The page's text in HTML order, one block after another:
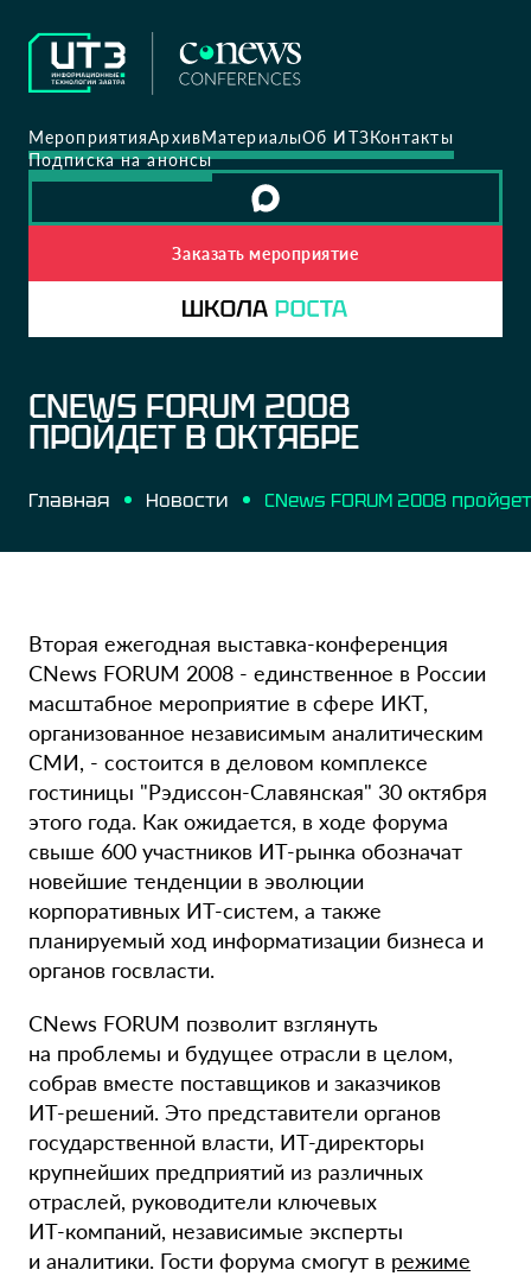
МероприятияАрхивМатериалыОб ИТЗКонтакты
Подписка на анонсы
Заказать мероприятие
CNEWS FORUM 2008
ПРОЙДЕТ В ОКТЯБРЕ
Главная Новости CNews FORUM 2008
Вторая ежегодная выставка-конференция
CNews FORUM 2008 - единственное в России
масштабное мероприятие в сфере ИКТ,
организованное независимым аналитическим
СМИ, - состоится в деловом комплексе
гостиницы "Рэдиссон-Славянская" 30 октября
этого года. Как ожидается, в ходе форума
свыше 600 участников ИТ-рынка обозначат
новейшие тенденции в эволюции
корпоративных ИТ-систем, а также
планируемый ход информатизации бизнеса и
органов госвласти.
CNews FORUM позволит взглянуть
на проблемы и будущее отрасли в целом,
собрав вместе поставщиков и заказчиков
ИТ-решений. Это представители органов
государственной власти, ИТ-директоры
крупнейших предприятий из различных
отраслей, руководители ключевых
ИТ-компаний, независимые эксперты
и аналитики. Гости форума смогут в режиме